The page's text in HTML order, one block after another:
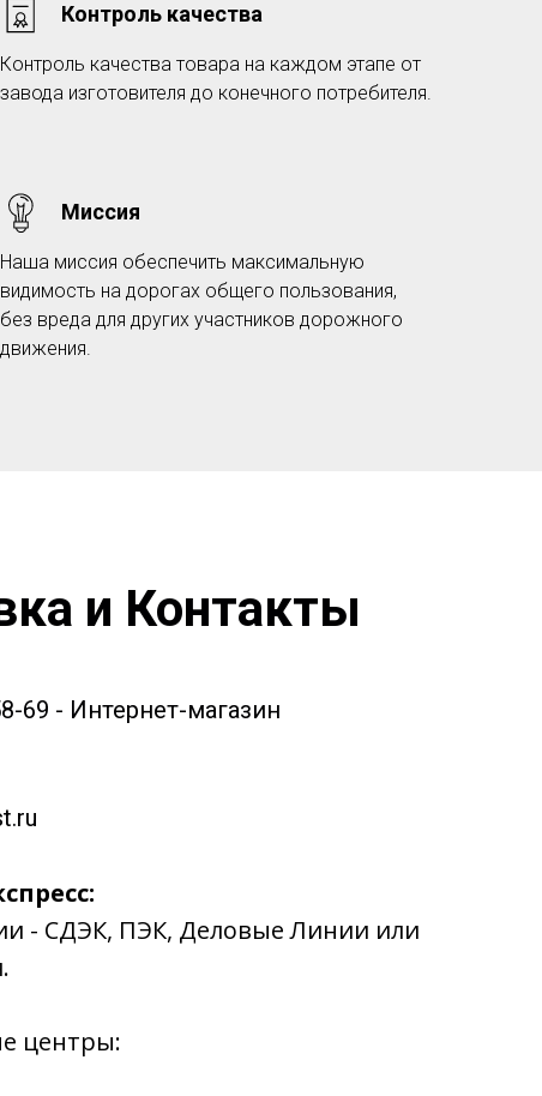
Контроль качества
Контроль качества товара на каждом этапе от
завода изготовителя до конечного потребителя.
Миссия
Наша миссия обеспечить максимальную
видимость на дорогах общего пользования,
без вреда для других участников дорожного
движения.
и Контакты
69 - Интернет-магазин
- СДЭК, ПЭК, Деловые Линии или
центры: